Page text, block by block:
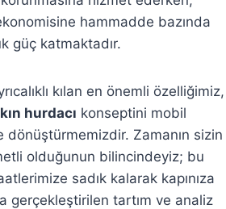
hammadde bazında
güç katmaktadır.
kılan en önemli özelliğimiz,
hurdacı konseptini mobil
dönüştürmemizdir. Zamanın sizin
olduğunun bilincindeyiz; bu
sadık kalarak kapınıza
gerçekleştirilen tartım ve analiz